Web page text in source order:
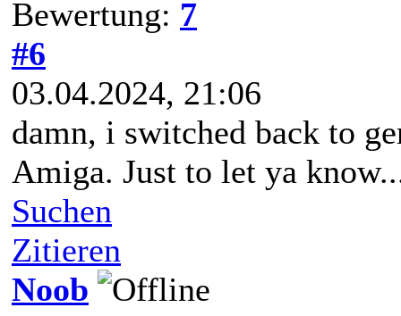
Bewertung: 7
#6
03.04.2024, 21:06
damn, i switched back to
Amiga. Just to let ya
Suchen
Zitieren
Noob